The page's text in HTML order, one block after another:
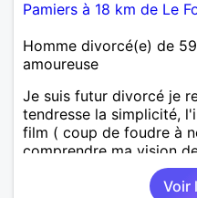
Pamiers à 18 km de Le
Homme divorcé(e) de
amoureuse
Je suis futur divorcé je
tendresse la simplicité,
film ( coup de foudre à
comprendre ma vision
possible quand on parle
homme qui veut refaire
Voir